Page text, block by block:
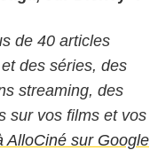
de 40 articles
des séries, des
streaming, des
sur vos films et vos
AlloCiné sur Google